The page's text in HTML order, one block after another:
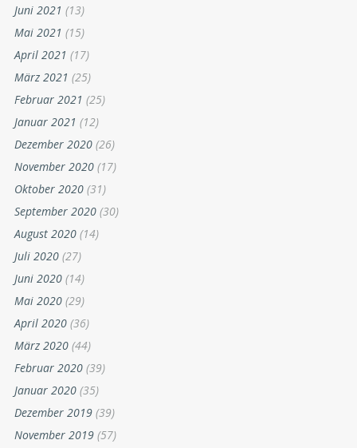
Juni 2021 (13)
Mai 2021 (15)
April 2021 (17)
März 2021 (25)
Februar 2021 (25)
Januar 2021 (12)
Dezember 2020 (26)
November 2020 (17)
Oktober 2020 (31)
September 2020 (30)
August 2020 (14)
Juli 2020 (27)
Juni 2020 (14)
Mai 2020 (29)
April 2020 (36)
März 2020 (44)
Februar 2020 (39)
Januar 2020 (35)
Dezember 2019 (39)
November 2019 (57)